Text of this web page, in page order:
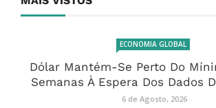
ECONOMIA GLOBAL
Dólar Mantém-Se Perto Do
Semanas À Espera Dos Dados
6 de Agosto, 2026